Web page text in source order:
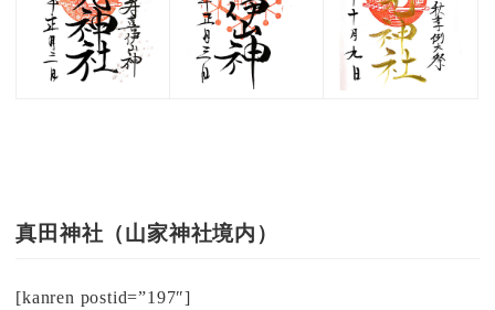
真田神社（山家神社境内）
[kanren postid=”197″]